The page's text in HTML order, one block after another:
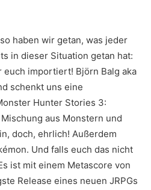
haben wir getan, was jeder
in dieser Situation getan hat:
euch importiert! Björn Balg aka
schenkt uns eine
Hunter Stories 3:
aus Monstern und
doch, ehrlich! Außerdem
Und falls euch das nicht
ist mit einem Metascore von
Release eines neuen JRPGs